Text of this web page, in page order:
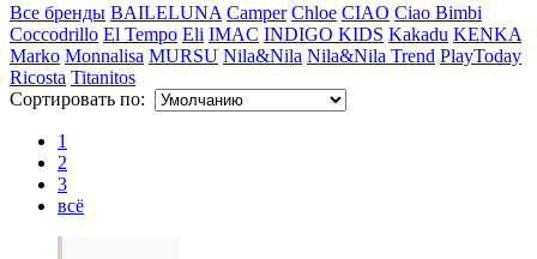
Все бренды BAILELUNA Camper Chloe CIAO Ciao Bimbi
Coccodrillo El Tempo Eli IMAC INDIGO KIDS Kakadu KENKA
Marko Monnalisa MURSU Nila&Nila Nila&Nila Trend PlayToday
Ricosta Titanitos
Сортировать по:
1
2
3
всё